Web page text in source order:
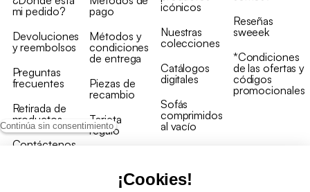
Continúa sin consentimiento
¡Cookies!
mi pedido?
Devoluciones
y reembolsos
Preguntas
frecuentes
Retirada de
productos
Contáctenos
pago
Métodos y
condiciones
de entrega
Piezas de
recambio
Tarjeta
regalo
icónicos
Nuestras
colecciones
Catálogos
digitales
Sofás
comprimidos
al vacío
Reseñas
sweeek
*Condiciones
de las ofertas y
códigos
promocionales